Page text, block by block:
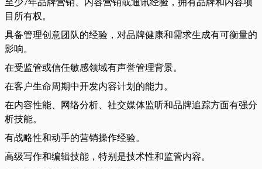
目所有权。
具备管理创意团队的经验，对品牌健康和需求生成有可衡量的
影响。
在受监管或信任敏感领域有声誉管理背景。
在客户生命周期中开发内容计划的能力。
在内容性能、网络分析、社交媒体监听和品牌追踪方面有强分
析技能。
有战略性和动手的营销操作经验。
高级写作和编辑技能，特别是技术性和监管内容。